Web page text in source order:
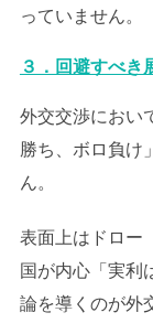
っていません。
３．回避すべき
外交交渉におい
勝ち、ボロ負け
ん。
表面上はドロー
国が内心「実利
論を導くのが外